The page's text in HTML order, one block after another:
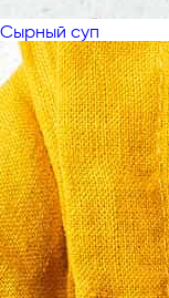
Сырный суп